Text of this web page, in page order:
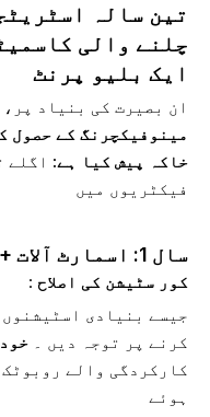
تین سالہ
چلنے والی
ایک بلیو پرنٹ
ان بصیرت کی بنیاد پر، SICI Auto نے
مینوفیکچرنگ کے حصول
خاکہ پیش کیا ہے: اگلے
فیکٹریوں میں
سال 1: اسمارٹ آلات + روبوٹک ہتھیار (معیاری)
کور سٹیشن کی اصلاح :
جیسے بنیادی
کرنے پر توجہ دیں ۔
کارکردگی والے
ہوئے